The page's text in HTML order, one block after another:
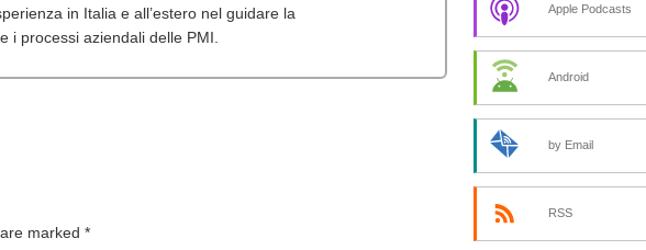
in Italia e all’estero nel guidare la
i processi aziendali delle PMI.
marked *
Apple Podcasts
Android
by Email
RSS